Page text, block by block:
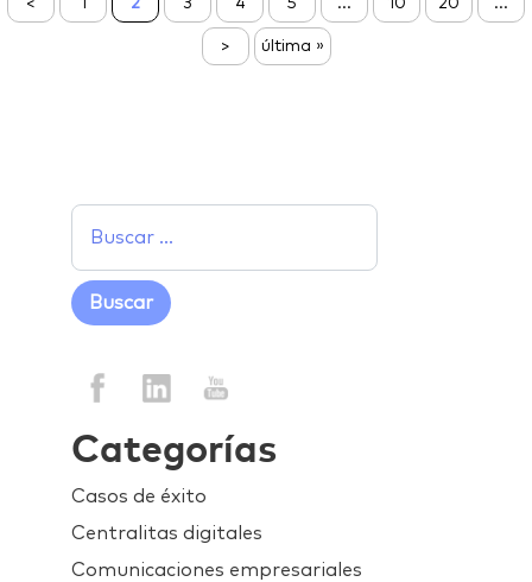
< 1 2 3 4 5 ... 10 20 ...
> última »
Categorías
Casos de éxito
Centralitas digitales
Comunicaciones empresariales